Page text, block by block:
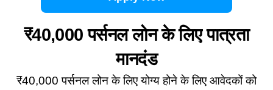
₹40,000 पर्सनल लोन के लिए पात्रता
मानदंड
₹40,000 पर्सनल लोन के लिए योग्य होने के लिए आवेदकों को